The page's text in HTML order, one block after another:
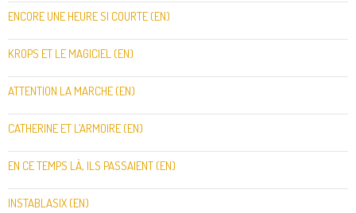
ENCORE UNE HEURE SI COURTE (EN)
KROPS ET LE MAGICIEL (EN)
ATTENTION LA MARCHE (EN)
CATHERINE ET L’ARMOIRE (EN)
EN CE TEMPS LÀ, ILS PASSAIENT (EN)
INSTABLASIX (EN)